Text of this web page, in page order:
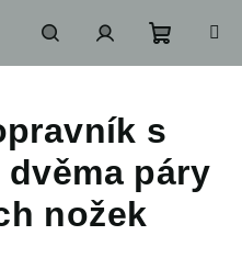
HledatPřihlášeníNákupní
košík
s
páry
nožek